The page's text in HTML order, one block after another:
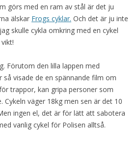
görs med en ram av stål är det ju
älskar Frogs cyklar. Och det är ju inte
skulle cykla omkring med en cykel
Förutom den lilla lappen med
så visade de en spännande film om
trappor, kan gripa personer som
Cykeln väger 18kg men sen är det 10
ingen el, det är för lätt att sabotera
vanlig cykel för Polisen alltså.